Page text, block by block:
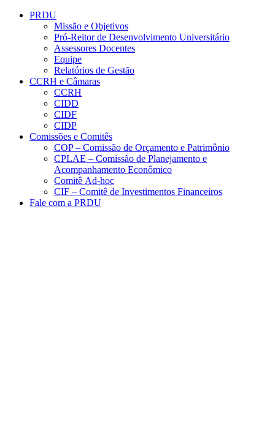
Conteúdo principal
PRDU
Missão e Objetivos
Pró-Reitor de Desenvolvimento Universitário
Assessores Docentes
Equipe
Relatórios de Gestão
CCRH e Câmaras
CCRH
CIDD
CIDF
CIDP
Comissões e Comitês
COP – Comissão de Orçamento e Patrimônio
CPLAE – Comissão de Planejamento e
Acompanhamento Econômico
Comitê Ad-hoc
CIF – Comitê de Investimentos Financeiros
Fale com a PRDU